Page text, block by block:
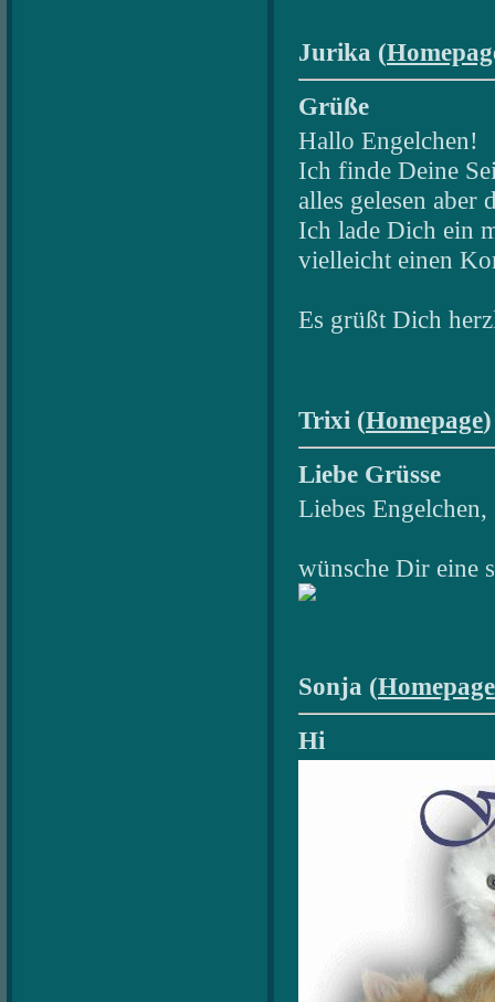
Jurika (
Grüße
Hallo Engelchen!
Ich finde Deine
alles gelesen aber
Ich lade Dich ein
vielleicht einen
Es grüßt Dich
Trixi (Homepage
Liebe Grüsse
Liebes Engelchen,
wünsche Dir eine
Sonja (Homepage
Hi